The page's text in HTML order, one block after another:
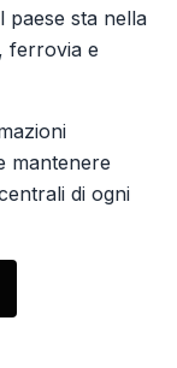
paese sta nella
ferrovia e
mantenere
di ogni